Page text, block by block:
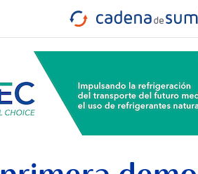
CARRETERA
MARÍTIMO